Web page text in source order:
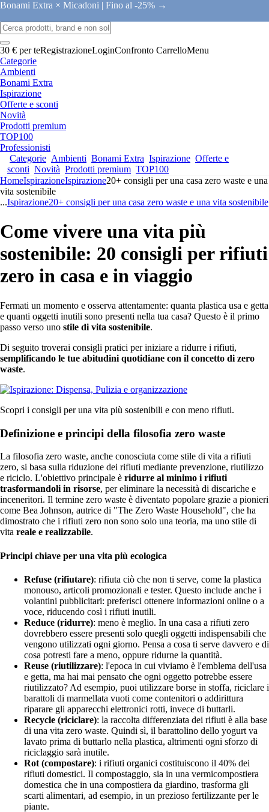
Bonami Extra × Micadoni | Fino al -25% →
30 € per teRegistrazioneLoginConfronto CarrelloMenu
Categorie
Ambienti
Bonami Extra
Ispirazione
Offerte e sconti
Novità
Prodotti premium
TOP100
Professionisti
Categorie Ambienti Bonami Extra Ispirazione Offerte e
sconti Novità Prodotti premium TOP100
HomeIspirazioneIspirazione20+ consigli per una casa zero waste e una
vita sostenibile
...Ispirazione20+ consigli per una casa zero waste e una vita sostenibile
Come vivere una vita più
sostenibile: 20 consigli per rifiuti
zero in casa e in viaggio
Fermati un momento e osserva attentamente: quanta plastica usa e getta
e quanti oggetti inutili sono presenti nella tua casa? Questo è il primo
passo verso uno stile di vita sostenibile.
Di seguito troverai consigli pratici per iniziare a ridurre i rifiuti,
semplificando le tue abitudini quotidiane con il concetto di zero
waste.
Scopri i consigli per una vita più sostenibili e con meno rifiuti.
Definizione e principi della filosofia zero waste
La filosofia zero waste, anche conosciuta come stile di vita a rifiuti
zero, si basa sulla riduzione dei rifiuti mediante prevenzione, riutilizzo
e riciclo. L'obiettivo principale è ridurre al minimo i rifiuti
trasformandoli in risorse, per eliminare la necessità di discariche e
inceneritori. Il termine zero waste è diventato popolare grazie a pionieri
come Bea Johnson, autrice di "The Zero Waste Household", che ha
dimostrato che i rifiuti zero non sono solo una teoria, ma uno stile di
vita reale e realizzabile.
Principi chiave per una vita più ecologica
Refuse (rifiutare): rifiuta ciò che non ti serve, come la plastica
monouso, articoli promozionali e tester. Questo include anche i
volantini pubblicitari: preferisci ottenere informazioni online o a
voce, riducendo così i rifiuti inutili.
Reduce (ridurre): meno è meglio. In una casa a rifiuti zero
dovrebbero essere presenti solo quegli oggetti indispensabili che
vengono utilizzati ogni giorno. Pensa a cosa ti serve davvero e di
cosa potresti fare a meno, oppure ridurne la quantità.
Reuse (riutilizzare): l'epoca in cui viviamo è l'emblema dell'usa
e getta, ma hai mai pensato che ogni oggetto potrebbe essere
riutilizzato? Ad esempio, puoi utilizzare borse in stoffa, riciclare i
barattoli di marmellata vuoti come contenitori o addirittura
riparare gli apparecchi elettronici rotti, invece di buttarli.
Recycle (riciclare): la raccolta differenziata dei rifiuti è alla base
di una vita zero waste. Quindi sì, il barattolino dello yogurt va
lavato prima di buttarlo nella plastica, altrimenti ogni sforzo di
riciclaggio sarà inutile.
Rot (compostare): i rifiuti organici costituiscono il 40% dei
rifiuti domestici. Il compostaggio, sia in una vermicompostiera
domestica che in una compostiera da giardino, trasforma gli
scarti alimentari, ad esempio, in un prezioso fertilizzante per le
piante.